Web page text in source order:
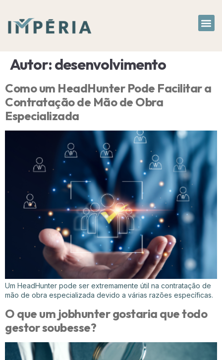
Autor:desenvolvimento
Como um HeadHunter Pode Facilitar a
Contratação de Mão de Obra
Especializada
Um HeadHunter pode ser extremamente útil na contratação de
mão de obra especializada devido a várias razões específicas.
O que um jobhunter gostaria que todo
gestor soubesse?